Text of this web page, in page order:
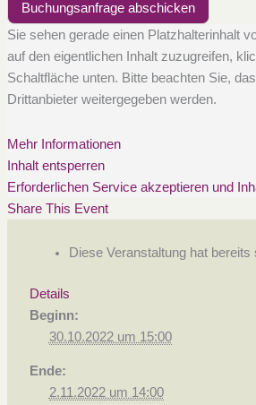
Buchungsanfrage abschicken
Sie sehen gerade einen Platzhalterinhalt
auf den eigentlichen Inhalt zuzugreifen,
Schaltfläche unten. Bitte beachten Sie,
Drittanbieter weitergegeben werden.
Mehr Informationen
Inhalt entsperren
Erforderlichen Service akzeptieren und
Share This Event
Diese Veranstaltung hat bereits
Details
Beginn:
30.10.2022 um 15:00
Ende:
2.11.2022 um 14:00